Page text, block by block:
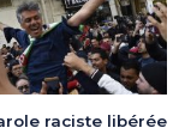
raciste libérée